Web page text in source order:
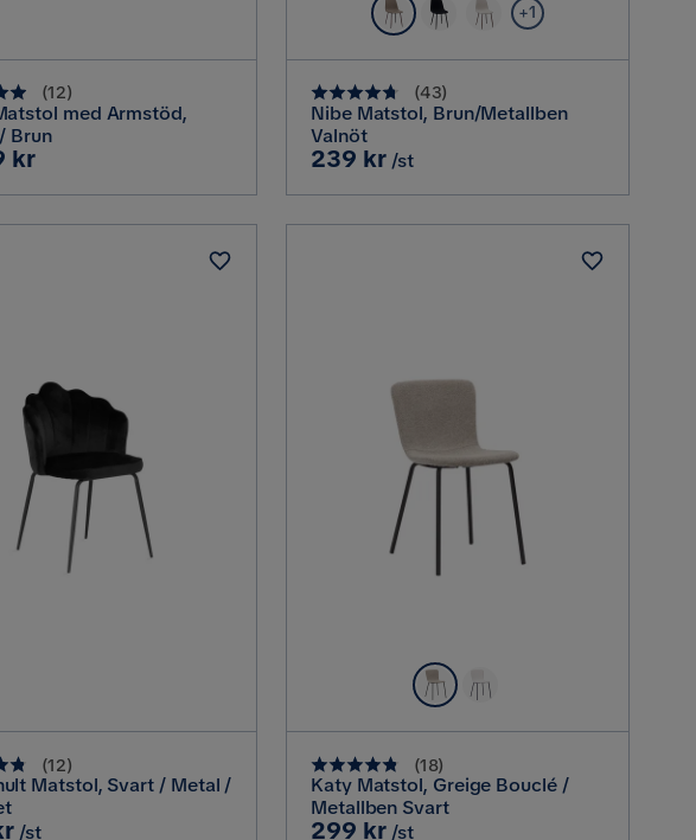
(12)
med Armstöd,
Brun
kr
+1
(43)
Nibe Matstol, Brun/Metallben
Valnöt
Pris
239 kr /st
(12)
Matstol, Svart / Metal /
/st
(18)
Katy Matstol, Greige Bouclé /
Metallben Svart
Pris
299 kr /st